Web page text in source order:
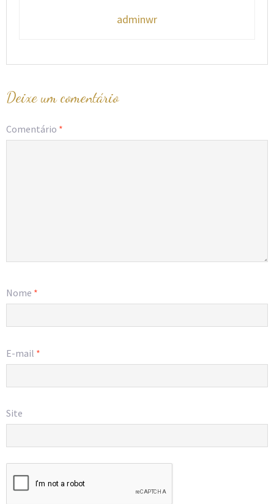
adminwr
Deixe um comentário
Comentário *
Nome *
E-mail *
Site